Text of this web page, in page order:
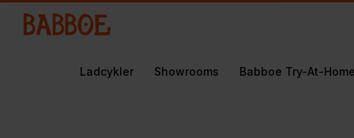
Ladcykler Showrooms Babboe Try-At-Home